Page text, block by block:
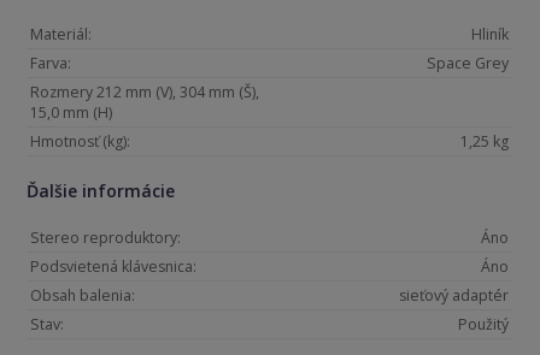
Materiál:
Hliník
Farva:
Space Grey
Rozmery 212 mm (V), 304 mm (Š),
15,0 mm (H)
Hmotnosť (kg):
1,25 kg
Ďalšie informácie
Stereo reproduktory:
Áno
Podsvietená klávesnica:
Áno
Obsah balenia:
sieťový adaptér
Stav:
Použitý